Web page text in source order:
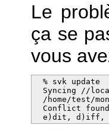
Le
ça se
vous
  % svk update
Syncing //
/home/test/
Conflict
e)dit, d)iff,